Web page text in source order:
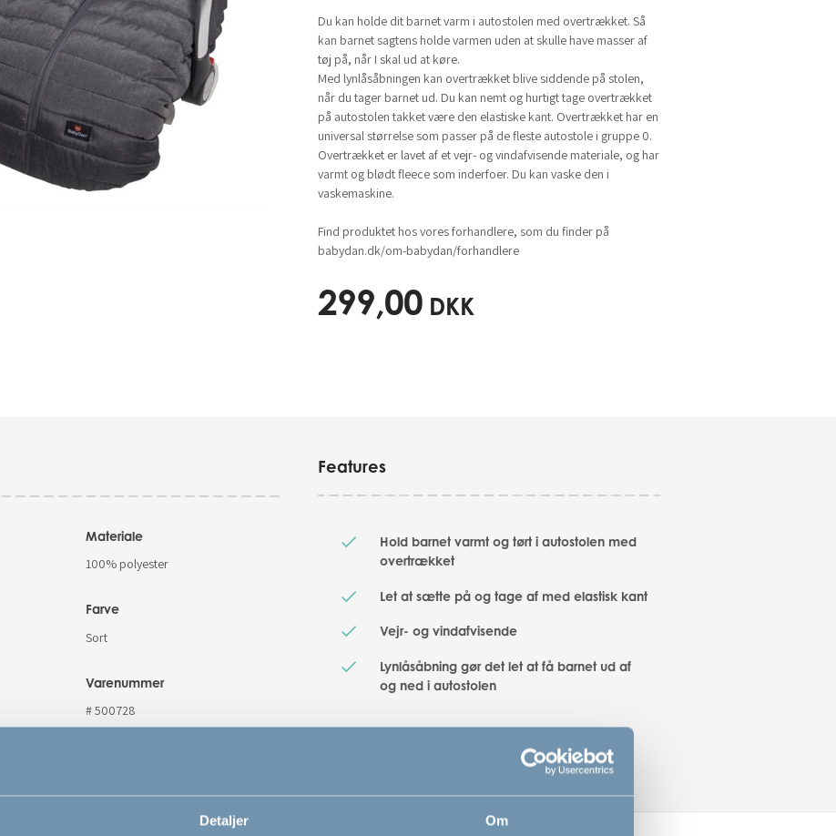
Detaljer Om
Du kan holde dit barnet varm i autostolen med overtrækket. Så
kan barnet sagtens holde varmen uden at skulle have masser af
tøj på, når I skal ud at køre.
Med lynlåsåbningen kan overtrækket blive siddende på stolen,
når du tager barnet ud. Du kan nemt og hurtigt tage overtrækket
på autostolen takket være den elastiske kant. Overtrækket har en
universal størrelse som passer på de fleste autostole i gruppe 0.
Overtrækket er lavet af et vejr- og vindafvisende materiale, og har
varmt og blødt fleece som inderfoer. Du kan vaske den i
vaskemaskine.
Find produktet hos vores forhandlere, som du finder på
babydan.dk/om-babydan/forhandlere
299,00 DKK
Materiale
100% polyester
Farve
Sort
Varenummer
# 500728
Features
Hold barnet varmt og tørt i autostolen med
overtrækket
Let at sætte på og tage af med elastisk kant
Vejr- og vindafvisende
Lynlåsåbning gør det let at få barnet ud af
og ned i autostolen